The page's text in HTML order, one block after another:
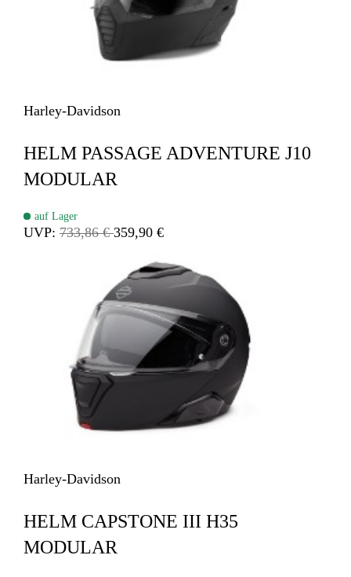
Harley-Davidson
HELM PASSAGE ADVENTURE J10
MODULAR
auf Lager
UVP:733,86 € 359,90 €
Harley-Davidson
HELM CAPSTONE III H35
MODULAR